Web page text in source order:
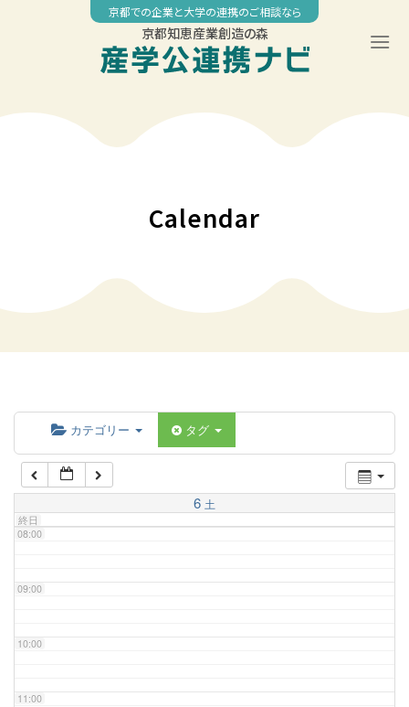
京都での企業と大学の連携のご相談なら
京都知恵産業創造の森
Calendar
カテゴリー タグ
6 土
終日
04:00
07:00
08:00
09:00
10:00
11:00